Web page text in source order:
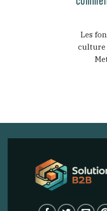
Les
culture